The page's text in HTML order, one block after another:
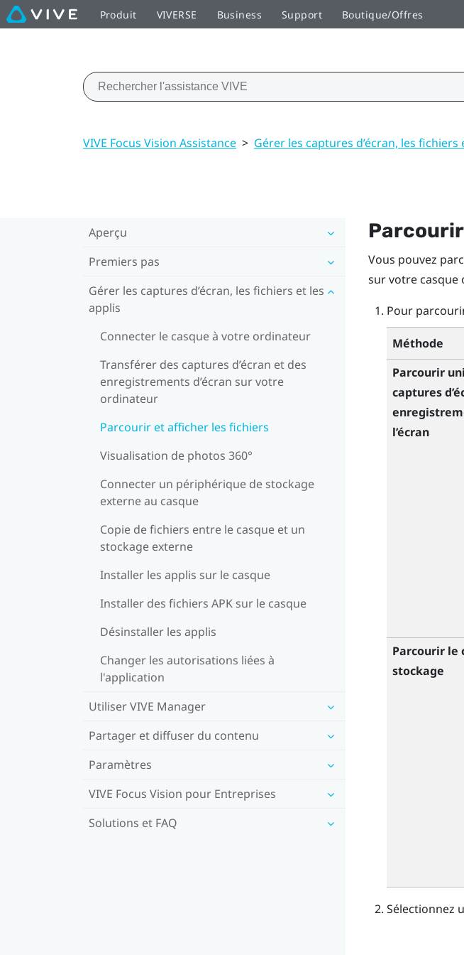
Produit VIVERSE Business Support Boutique/Offres
VIVE Focus Vision Assistance > Gérer les captures d’écran, les fichiers
Aperçu
Premiers pas
Gérer les captures d’écran, les fichiers et les
applis
Connecter le casque à votre ordinateur
Transférer des captures d’écran et des
enregistrements d’écran sur votre
ordinateur
Parcourir et afficher les fichiers
Visualisation de photos 360°
Connecter un périphérique de stockage
externe au casque
Copie de fichiers entre le casque et un
stockage externe
Installer les applis sur le casque
Installer des fichiers APK sur le casque
Désinstaller les applis
Changer les autorisations liées à
l'application
Utiliser VIVE Manager
Partager et diffuser du contenu
Paramètres
VIVE Focus Vision pour Entreprises
Solutions et FAQ
Vous pouvez
sur votre casque
Pour
Méthode
Parcourir
captures
l’écran
Parcourir le
stockage
Sélectionnez